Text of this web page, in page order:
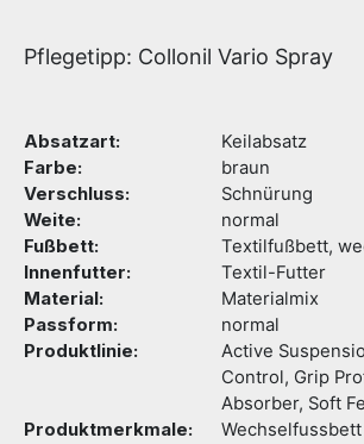
Pflegetipp: Collonil Vario Spray
Absatzart:
Keilabsatz
Farbe:
braun
Verschluss:
Schnürung
Weite:
normal
Fußbett:
Textilfußbett,
Innenfutter:
Textil-Futter
Material:
Materialmix
Passform:
normal
Produktlinie:
Active
Control, Grip
Absorber, Soft
Produktmerkmale:
Wechselfussbett